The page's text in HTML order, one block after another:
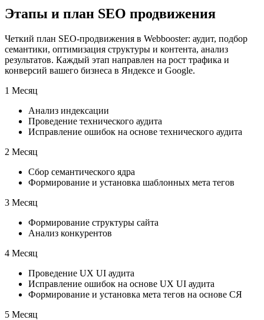
Этапы и план SEO продвижения
Четкий план SEO-продвижения в Webbooster: аудит, подбор
семантики, оптимизация структуры и контента, анализ
результатов. Каждый этап направлен на рост трафика и
конверсий вашего бизнеса в Яндексе и Google.
1 Месяц
Анализ индексации
Проведение технического аудита
Исправление ошибок на основе технического аудита
2 Месяц
Сбор семантического ядра
Формирование и установка шаблонных мета тегов
3 Месяц
Формирование структуры сайта
Анализ конкурентов
4 Месяц
Проведение UX UI аудита
Исправление ошибок на основе UX UI аудита
Формирование и установка мета тегов на основе СЯ
5 Месяц